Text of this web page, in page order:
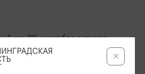
1 час 20 минут без антракта